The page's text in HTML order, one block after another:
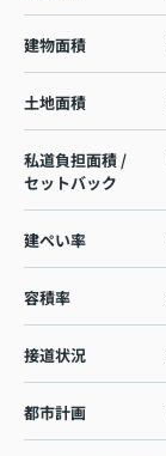
建物面積
土地面積
私道負担面積 /
セットバック
建ぺい率
容積率
接道状況
都市計画